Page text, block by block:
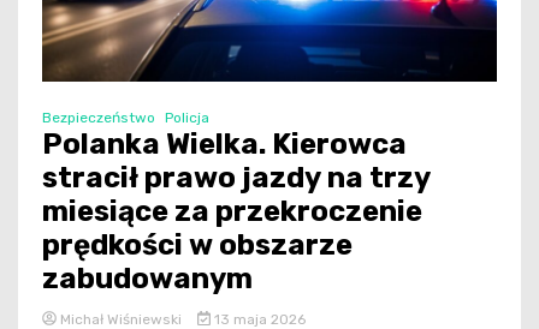
Bezpieczeństwo Policja
Polanka Wielka. Kierowca
stracił prawo jazdy na trzy
miesiące za przekroczenie
prędkości w obszarze
zabudowanym
Michał Wiśniewski 13 maja 2026